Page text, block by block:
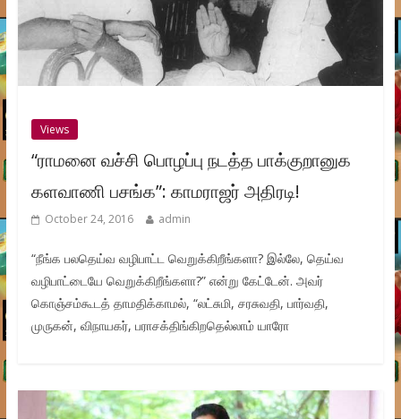
Views
“ராமனை வச்சி பொழப்பு நடத்த பாக்குறானுக
களவாணி பசங்க”: காமராஜர் அதிரடி!
October 24, 2016 admin
“நீங்க பலதெய்வ வழிபாட்ட வெறுக்கிறீங்களா? இல்லே, தெய்வ
வழிபாட்டையே வெறுக்கிறீங்களா?” என்று கேட்டேன். அவர்
கொஞ்சம்கூடத் தாமதிக்காமல், “லட்சுமி, சரசுவதி, பார்வதி,
முருகன், விநாயகர், பராசக்திங்கிறதெல்லாம் யாரோ